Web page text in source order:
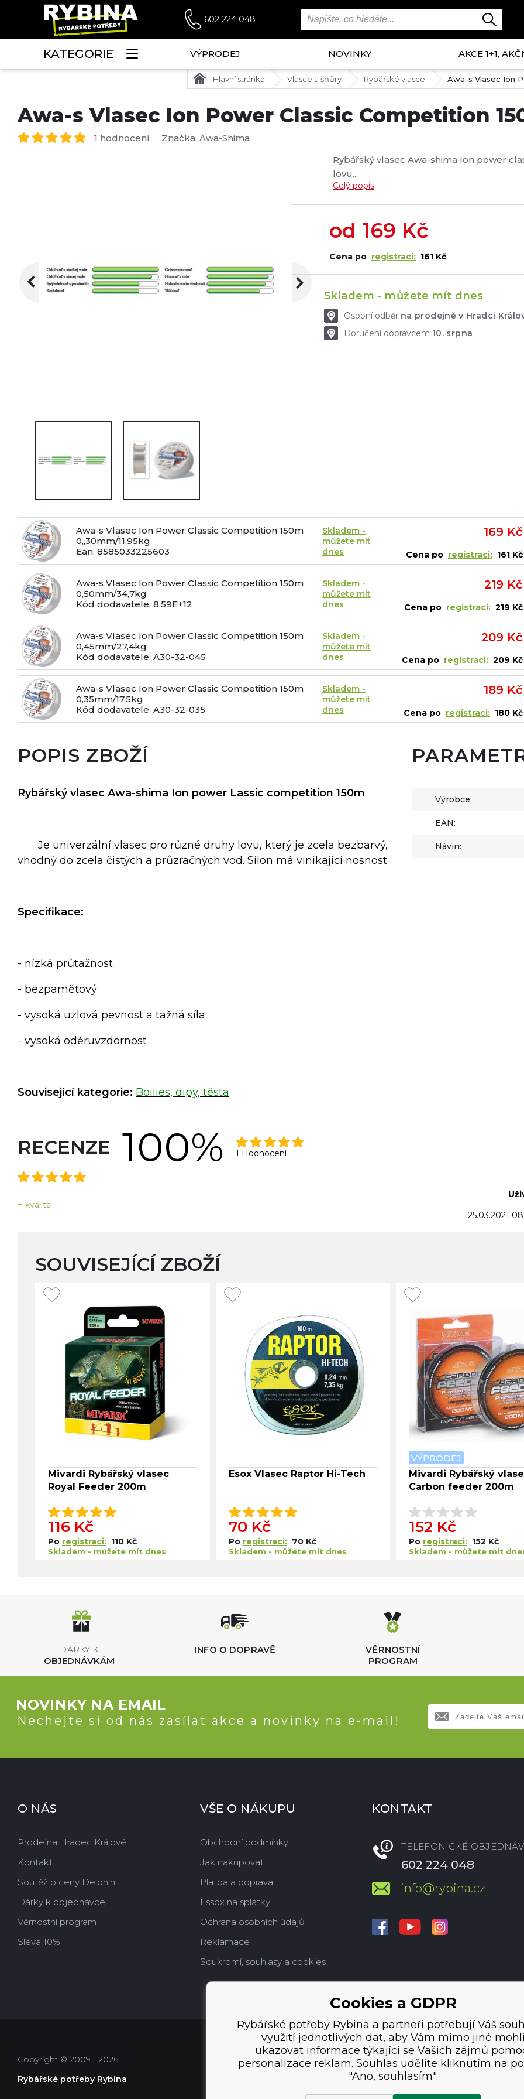
602 224 048
KATEGORIE VÝPRODEJ NOVINKY AKCE 1+1,
Hlavní stránka Vlasce a šňůry Rybářské vlasce Awa-s Vlasec Ion
Awa-s Vlasec Ion Power Classic Competition
1 hodnocení Značka: Awa-Shima
Rybářský vlasec Awa-shima Ion power
lovu...
Celý popis
od 169 Kč
Cena po registraci: 161 Kč
Skladem - můžete mít dnes
Osobní odběr na prodejně v Hradci
Doručení dopravcem 10. srpna
Awa-s Vlasec Ion Power Classic Competition 150m
0,,30mm/11,95kg
Ean: 8585033225603
Skladem -
můžete mít
dnes
169 Kč
Cena po registraci: 161 Kč
Awa-s Vlasec Ion Power Classic Competition 150m
0,50mm/34,7kg
Kód dodavatele: 8,59E+12
Skladem -
můžete mít
dnes
219 Kč
Cena po registraci: 219 Kč
Awa-s Vlasec Ion Power Classic Competition 150m
0,45mm/27,4kg
Kód dodavatele: A30-32-045
Skladem -
můžete mít
dnes
209 Kč
Cena po registraci: 209 Kč
Awa-s Vlasec Ion Power Classic Competition 150m
0,35mm/17,5kg
Kód dodavatele: A30-32-035
Skladem -
můžete mít
dnes
189 Kč
Cena po registraci: 180 Kč
POPIS ZBOŽÍ
Rybářský vlasec Awa-shima Ion power Lassic competition 150m
Je univerzální vlasec pro různé druhy lovu, který je zcela bezbarvý,
vhodný do zcela čistých a průzračných vod. Silon má vinikající nosnost
Specifikace:
- nízká průtažnost
- bezpaměťový
- vysoká uzlová pevnost a tažná síla
- vysoká oděruvzdornost
Související kategorie: Boilies, dipy, těsta
Výrobce:
EAN:
Návin:
RECENZE 100% 1 Hodnocení
+ kvalita
25.03.2021
SOUVISEJÍCÍ ZBOŽÍ
Mivardi Rybářský vlasec
Royal Feeder 200m
116 Kč
Po registraci: 110 Kč
Skladem - můžete mít dnes
Esox Vlasec Raptor Hi-Tech
70 Kč
Po registraci: 70 Kč
Skladem - můžete mít dnes
VÝPRODEJ
Mivardi Rybářský
Carbon feeder 200m
152 Kč
Po registraci: 152 Kč
Skladem - můžete mít
DÁRKY K
OBJEDNÁVKÁM
INFO O DOPRAVĚ
VĚRNOSTNÍ
PROGRAM
NOVINKY NA EMAIL
Nechejte si od nás zasílat akce a novinky na e-mail!
O NÁS
Prodejna Hradec Králové
Kontakt
Soutěž o ceny Delphin
Dárky k objednávce
Věrnostní program
Sleva 10%
VŠE O NÁKUPU
Obchodní podmínky
Jak nakupovat
Platba a doprava
Essox na splátky
Ochrana osobních údajů
Reklamace
Soukromí, souhlasy a cookies
KONTAKT
TELEFONICKÉ
602 224 048
info@rybina.cz
Copyright © 2009 - 2026,
Rybářské potřeby Rybina
Cookies a GDPR
Rybářské potřeby Rybina a partneři potřebují Váš
využití jednotlivých dat, aby Vám mimo jiné
ukazovat informace týkající se Vašich zájmů
personalizace reklam. Souhlas udělíte kliknutím na
"Ano, souhlasím".